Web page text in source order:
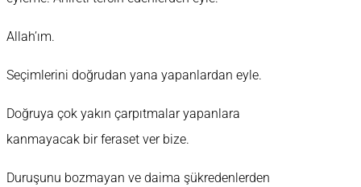
Allah’ım.
Seçimlerini doğrudan yana yapanlardan eyle.
Doğruya çok yakın çarpıtmalar yapanlara
kanmayacak bir feraset ver bize.
Duruşunu bozmayan ve daima şükredenlerden